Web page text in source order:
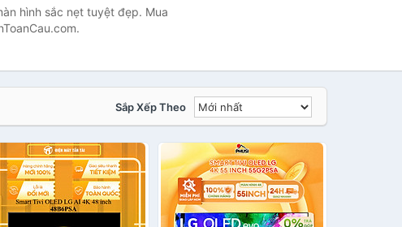
hình sắc nẹt tuyệt đẹp. Mua
Sắp Xếp Theo